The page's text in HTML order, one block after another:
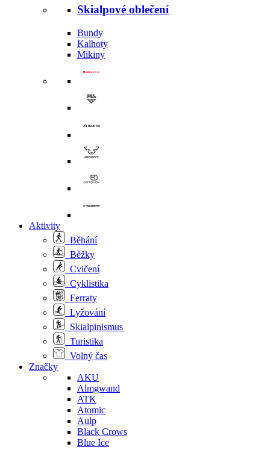
Skialpové oblečení
Bundy
Kalhoty
Mikiny
Aktivity
Běhání
Běžky
Cvičení
Cyklistika
Ferraty
Lyžování
Skialpinismus
Turistika
Volný čas
Značky
AKU
Almgwand
ATK
Atomic
Aulp
Black Crows
Blue Ice